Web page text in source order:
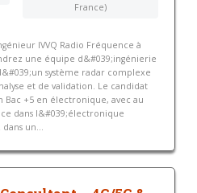
France)
IVVQ Radio Fréquence à
une équipe d&#039;ingénierie
système radar complexe
et de validation. Le candidat
Bac +5 en électronique, avec au
dans l&#039;électronique
un...